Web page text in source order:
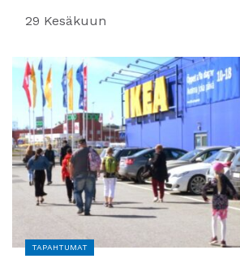
29 Kesäkuun
TAPAHTUMAT